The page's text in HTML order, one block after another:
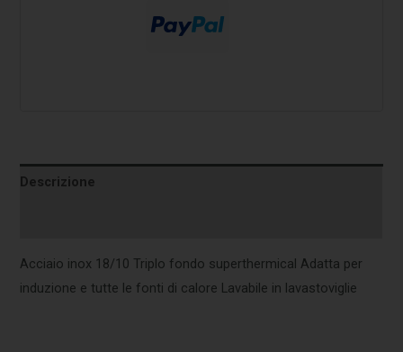
Descrizione
Acciaio inox 18/10 Triplo fondo superthermical Adatta per
induzione e tutte le fonti di calore Lavabile in lavastoviglie